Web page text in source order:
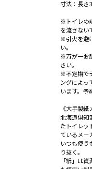
寸法：長さ
※トイレの
を流さない
※引火を避
い。
※万が一お
さい。
※不定期で
ングによっ
います。予
《大手製
北海道倶知
たトイレッ
ているメー
いつも使う
り抜く。
「紙」は